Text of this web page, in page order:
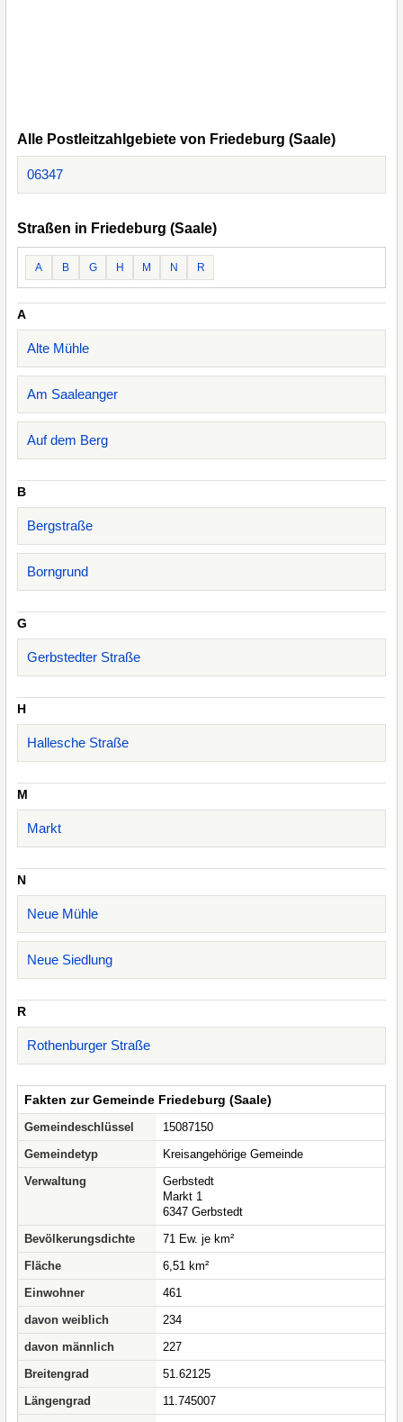
Alle Postleitzahlgebiete von Friedeburg (Saale)
06347
Straßen in Friedeburg (Saale)
A B G H M N R
A
Alte Mühle
Am Saaleanger
Auf dem Berg
B
Bergstraße
Borngrund
G
Gerbstedter Straße
H
Hallesche Straße
M
Markt
N
Neue Mühle
Neue Siedlung
R
Rothenburger Straße
Fakten zur Gemeinde Friedeburg (Saale)
Gemeindeschlüssel
15087150
Gemeindetyp
Kreisangehörige Gemeinde
Verwaltung
Gerbstedt
Markt 1
6347 Gerbstedt
Bevölkerungsdichte
71 Ew. je km²
Fläche
6,51 km²
Einwohner
461
davon weiblich
234
davon männlich
227
Breitengrad
51.62125
Längengrad
11.745007